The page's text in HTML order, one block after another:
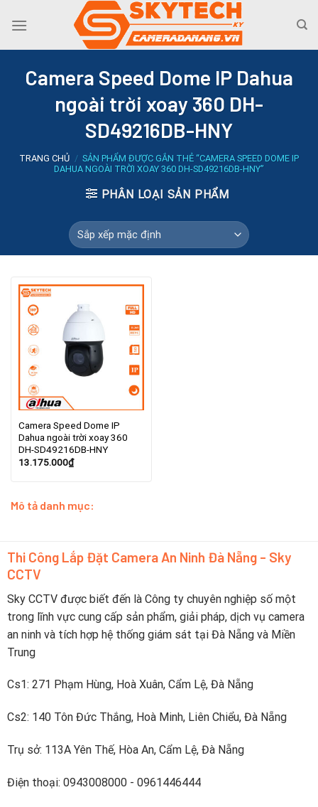
Camera Speed Dome IP Dahua
ngoài trời xoay 360 DH-
SD49216DB-HNY
TRANG CHỦ / SẢN PHẨM ĐƯỢC GẮN THẺ “CAMERA SPEED DOME IP
DAHUA NGOÀI TRỜI XOAY 360 DH-SD49216DB-HNY”
PHÂN LOẠI SẢN PHẨM
Camera Speed Dome IP
Dahua ngoài trời xoay 360
DH-SD49216DB-HNY
13.175.000₫
Mô tả danh mục:
Thi Công Lắp Đặt Camera An Ninh Đà Nẵng - Sky
CCTV
Sky CCTV được biết đến là Công ty chuyên nghiệp số một
trong lĩnh vực cung cấp sản phẩm, giải pháp, dịch vụ camera
an ninh và tích hợp hệ thống giám sát tại Đà Nẵng và Miền
Trung
Cs1: 271 Phạm Hùng, Hoà Xuân, Cẩm Lệ, Đà Nẵng
Cs2: 140 Tôn Đức Thắng, Hoà Minh, Liên Chiểu, Đà Nẵng
Trụ sở: 113A Yên Thế, Hòa An, Cẩm Lệ, Đà Nẵng
Điện thoại: 0943008000 - 0961446444